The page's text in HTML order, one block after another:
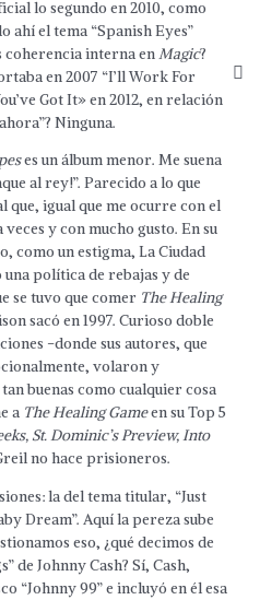
lo segundo en 2010, como
ahí el tema “Spanish Eyes”
coherencia interna enMagic?
en 2007 “I’ll Work For
Got It» en 2012, en relación
Ninguna.
es un álbum menor. Me suena
al rey!”. Parecido a lo que
que, igual que me ocurre con el
veces y con mucho gusto. En su
como un estigma, La Ciudad
política de rebajas y de
se tuvo que comer The Healing
sacó en 1997. Curioso doble
-donde sus autores, que
volaron y
buenas como cualquier cosa
a The Healing Gameen su Top 5
St. Dominic’s Preview, Into
no hace prisioneros.
la del tema titular, “Just
Dream”. Aquí la pereza sube
eso, ¿qué decimos de
de Johnny Cash? Sí, Cash,
“Johnny 99” e incluyó en él esa